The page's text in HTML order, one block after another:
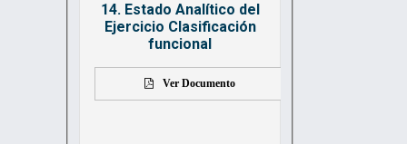
14. Estado Analítico del
Ejercicio Clasificación
funcional
Ver Documento